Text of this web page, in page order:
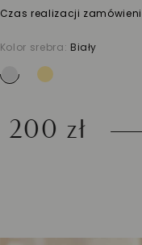
Czas realizacji
Kolor srebra: Biały